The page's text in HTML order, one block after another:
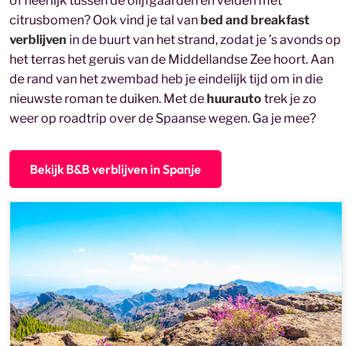
citrusbomen? Ook vind je tal vanbed and breakfast
verblijven in de buurt van het strand, zodat je ’s avonds op
het terras het geruis van de Middellandse Zee hoort. Aan
de rand van het zwembad heb je eindelijk tijd om in die
nieuwste roman te duiken. Met de huurauto trek je zo
weer op roadtrip over de Spaanse wegen. Ga je mee?
Bekijk B&B verblijven in Spanje